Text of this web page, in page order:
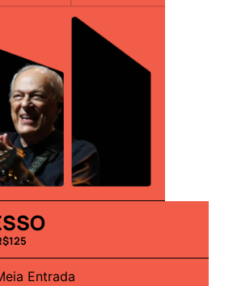
Entrada